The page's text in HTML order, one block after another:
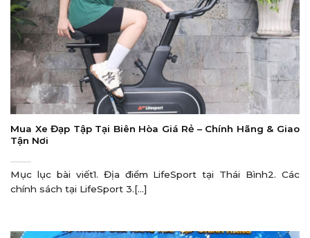
Mua Xe Đạp Tập Tại Biên Hòa Giá Rẻ – Chính Hãng & Giao
Tận Nơi
Mục lục bài viết1. Địa điểm LifeSport tại Thái Bình2. Các
chính sách tại LifeSport 3.[...]